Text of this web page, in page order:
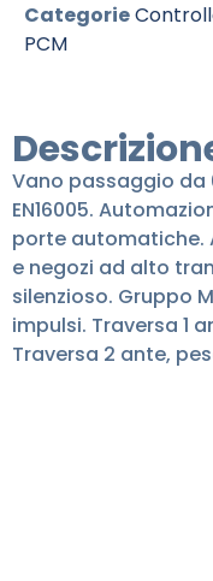
Categorie
PCM
Vano passaggio da
EN16005.
porte automatiche.
e negozi ad alto
silenzioso. Gruppo
impulsi. Traversa 1
Traversa 2 ante,